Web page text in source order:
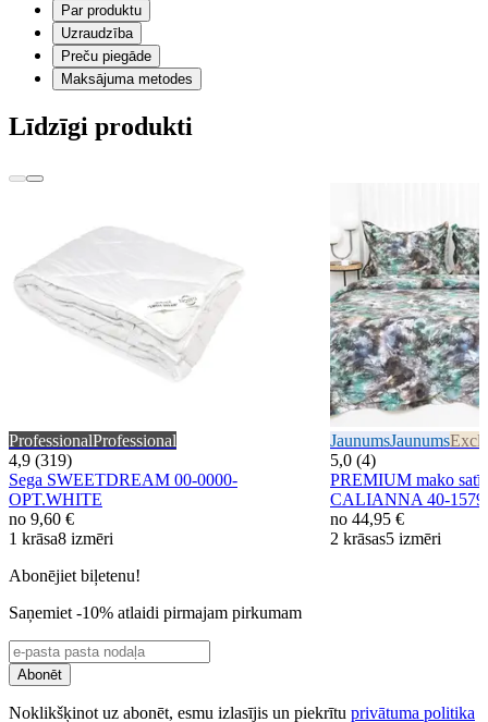
Par produktu
Uzraudzība
Preču piegāde
Maksājuma metodes
Līdzīgi produkti
ProfessionalProfessional
4,9 (319)
Sega SWEETDREAM 00-0000-
OPT.WHITE
no 9,60 €
1 krāsa8 izmēri
JaunumsJaunums
5,0 (4)
PREMIUM mako
CALIANNA 40-
no 44,95 €
2 krāsas5 izmēri
Abonējiet biļetenu!
Saņemiet -10% atlaidi pirmajam pirkumam
Abonēt
Noklikšķinot uz abonēt, esmu izlasījis un piekrītu privātuma politika